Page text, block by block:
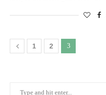
1 2 3